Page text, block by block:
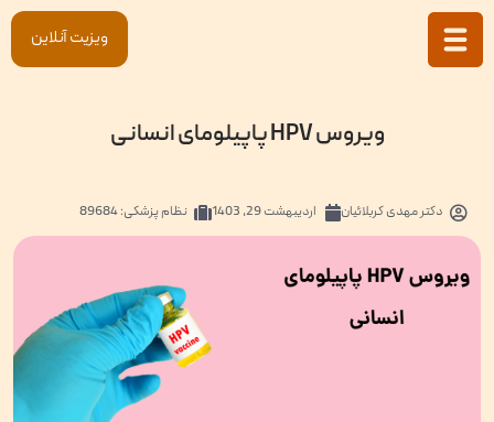
ویزیت آنلاین
ویروس HPV پاپیلومای انسانی
دکترمهدی کربلائیان اردیبهشت 29, 1403 نظام پزشکی: 89684